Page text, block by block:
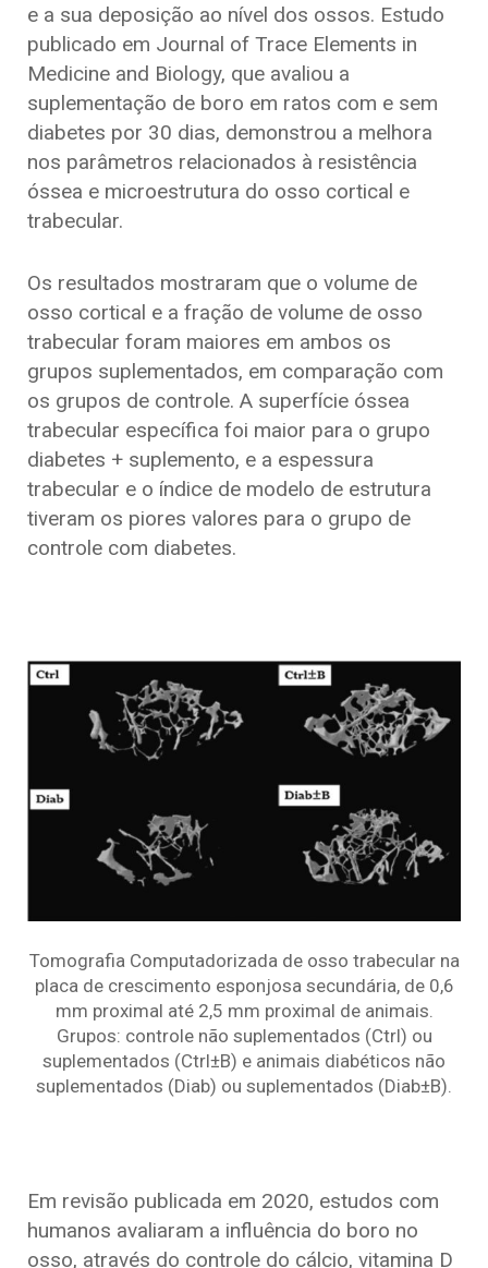
e a sua deposição ao nível dos ossos. Estudo
publicado em Journal of Trace Elements in
Medicine and Biology, que avaliou a
suplementação de boro em ratos com e sem
diabetes por 30 dias, demonstrou a melhora
nos parâmetros relacionados à resistência
óssea e microestrutura do osso cortical e
trabecular.
Os resultados mostraram que o volume de
osso cortical e a fração de volume de osso
trabecular foram maiores em ambos os
grupos suplementados, em comparação com
os grupos de controle. A superfície óssea
trabecular específica foi maior para o grupo
diabetes + suplemento, e a espessura
trabecular e o índice de modelo de estrutura
tiveram os piores valores para o grupo de
controle com diabetes.
Tomografia Computadorizada de osso trabecular na
placa de crescimento esponjosa secundária, de 0,6
mm proximal até 2,5 mm proximal de animais.
Grupos: controle não suplementados (Ctrl) ou
suplementados (Ctrl±B) e animais diabéticos não
suplementados (Diab) ou suplementados (Diab±B).
Em revisão publicada em 2020, estudos com
humanos avaliaram a influência do boro no
osso, através do controle do cálcio, vitamina D